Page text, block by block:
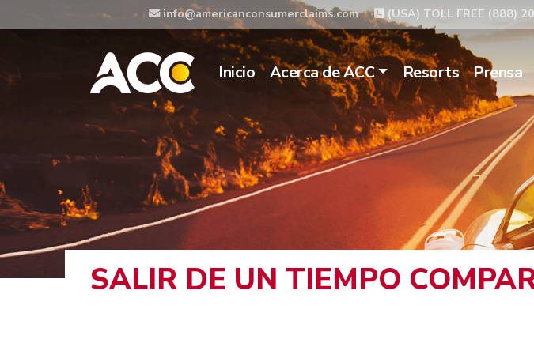
info@americanconsumerclaims.com (USA) TOLL FREE (888)
Inicio Acerca de ACC Resorts Prensa
SALIR DE UN TIEMPO